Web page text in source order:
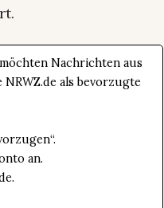
Nachrichten aus
als bevorzugte
an.